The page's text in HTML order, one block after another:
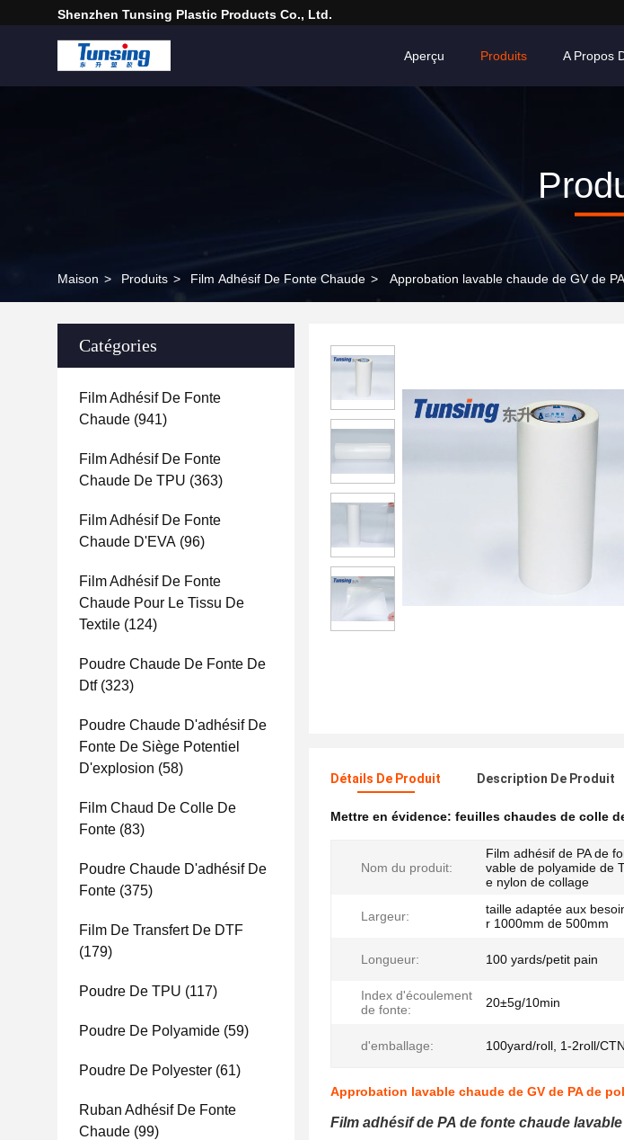
Shenzhen Tunsing Plastic Products Co., Ltd.
Aperçu Produits A Propos
Maison > Produits > Film Adhésif De Fonte Chaude > Approbation lavable chaude de GV de
Catégories
Film Adhésif De Fonte
Chaude (941)
Film Adhésif De Fonte
Chaude De TPU (363)
Film Adhésif De Fonte
Chaude D'EVA (96)
Film Adhésif De Fonte
Chaude Pour Le Tissu De
Textile (124)
Poudre Chaude De Fonte De
Dtf(323)
Poudre Chaude D'adhésif De
Fonte De Siège Potentiel
D'explosion (58)
Film Chaud De Colle De
Fonte (83)
Poudre Chaude D'adhésif De
Fonte (375)
Film De Transfert De DTF
(179)
Poudre De TPU (117)
Poudre De Polyamide (59)
Poudre De Polyester (61)
Ruban Adhésif De Fonte
Chaude (99)
Détails De Produit Description De Produit
Mettre en évidence: feuilles chaudes de colle
Nom du produit:
Film adhésif de PA de
vable de polyamide de
e nylon de collage
Largeur:
taille adaptée aux
r 1000mm de 500mm
Longueur: 100 yards/petit pain
Index d'écoulement
de fonte:
20±5g/10min
d'emballage: 100yard/roll, 1-2roll/CTN
Approbation lavable chaude de GV de PA de
Film adhésif de PA de fonte chaude